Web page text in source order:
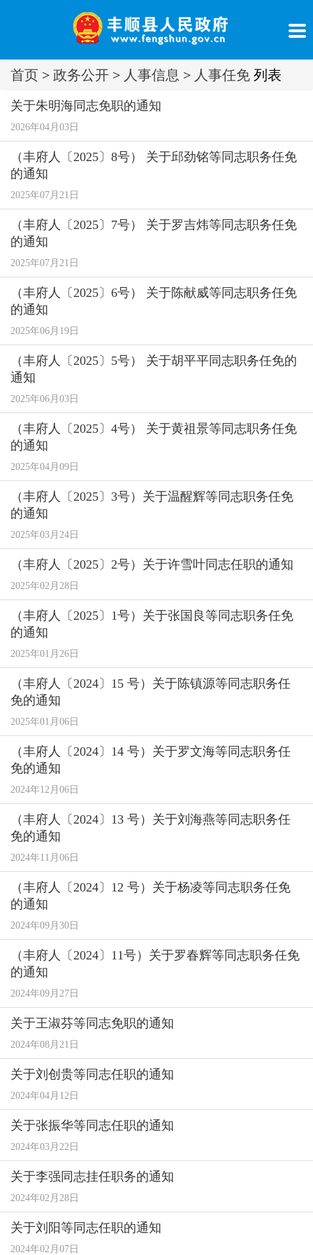
首页 > 政务公开 > 人事信息 > 人事任免 列表
关于朱明海同志免职的通知
2026年04月03日
（丰府人〔2025〕8号） 关于邱劲铭等同志职务任免
的通知
2025年07月21日
（丰府人〔2025〕7号） 关于罗吉炜等同志职务任免
的通知
2025年07月21日
（丰府人〔2025〕6号） 关于陈献威等同志职务任免
的通知
2025年06月19日
（丰府人〔2025〕5号） 关于胡平平同志职务任免的
通知
2025年06月03日
（丰府人〔2025〕4号） 关于黄祖景等同志职务任免
的通知
2025年04月09日
（丰府人〔2025〕3号）关于温醒辉等同志职务任免
的通知
2025年03月24日
（丰府人〔2025〕2号）关于许雪叶同志任职的通知
2025年02月28日
（丰府人〔2025〕1号）关于张国良等同志职务任免
的通知
2025年01月26日
（丰府人〔2024〕15 号）关于陈镇源等同志职务任
免的通知
2025年01月06日
（丰府人〔2024〕14 号）关于罗文海等同志职务任
免的通知
2024年12月06日
（丰府人〔2024〕13 号）关于刘海燕等同志职务任
免的通知
2024年11月06日
（丰府人〔2024〕12 号）关于杨凌等同志职务任免
的通知
2024年09月30日
（丰府人〔2024〕11号）关于罗春辉等同志职务任免
的通知
2024年09月27日
关于王淑芬等同志免职的通知
2024年08月21日
关于刘创贵等同志任职的通知
2024年04月12日
关于张振华等同志任职的通知
2024年03月22日
关于李强同志挂任职务的通知
2024年02月28日
关于刘阳等同志任职的通知
2024年02月07日